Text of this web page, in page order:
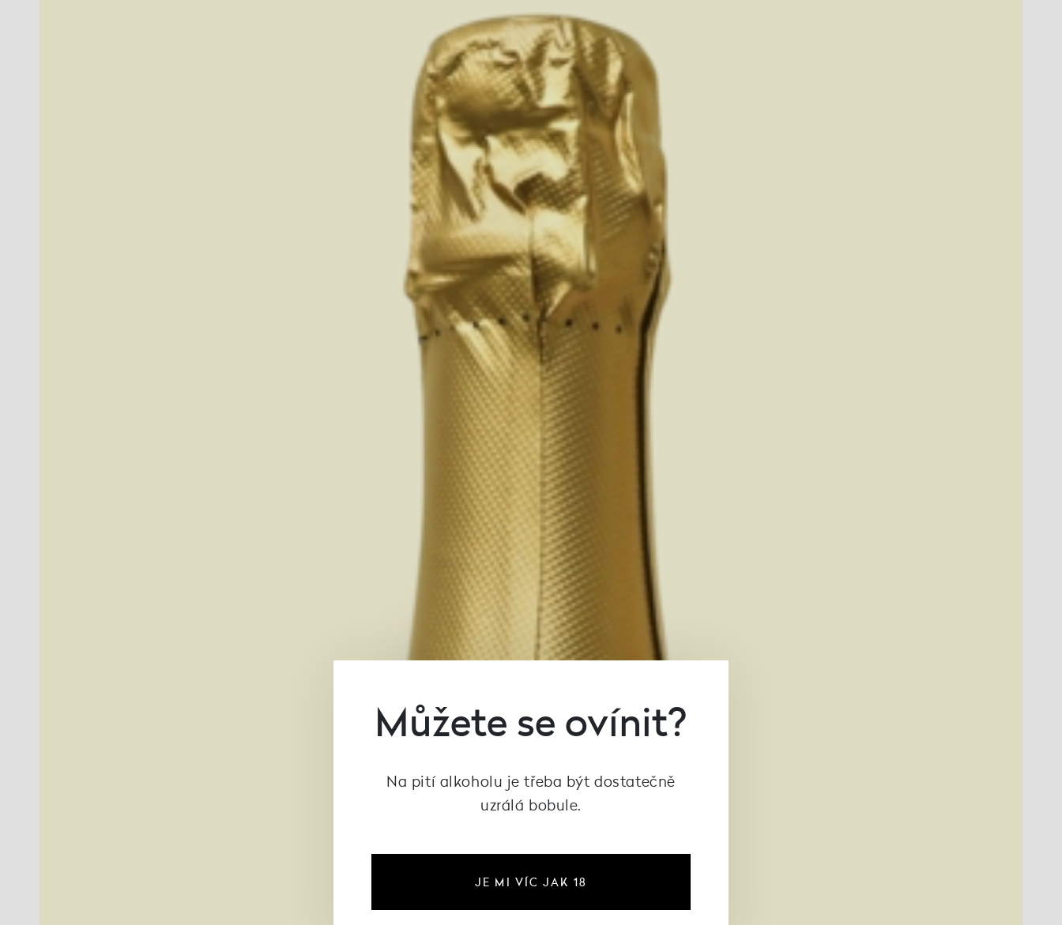
Můžete se ovínit?
Na pití alkoholu je třeba být dostatečně
uzrálá bobule.
JE MI VÍC JAK 18